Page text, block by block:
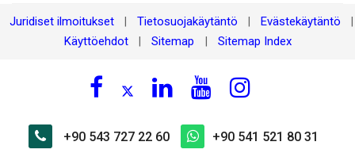
Juridiset ilmoitukset Tietosuojakäytäntö Evästekäytäntö
Käyttöehdot Sitemap Sitemap Index
+90 543 727 22 60 +90 541 521 80 31